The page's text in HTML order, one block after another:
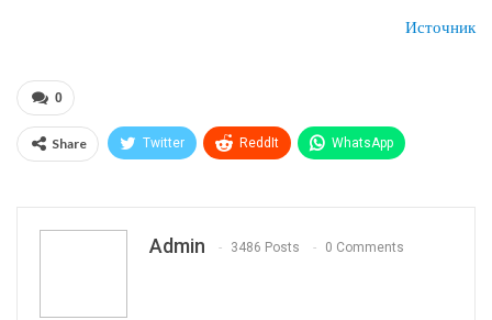
Источник
0
Share Twitter ReddIt WhatsApp
Admin 3486 Posts 0 Comments